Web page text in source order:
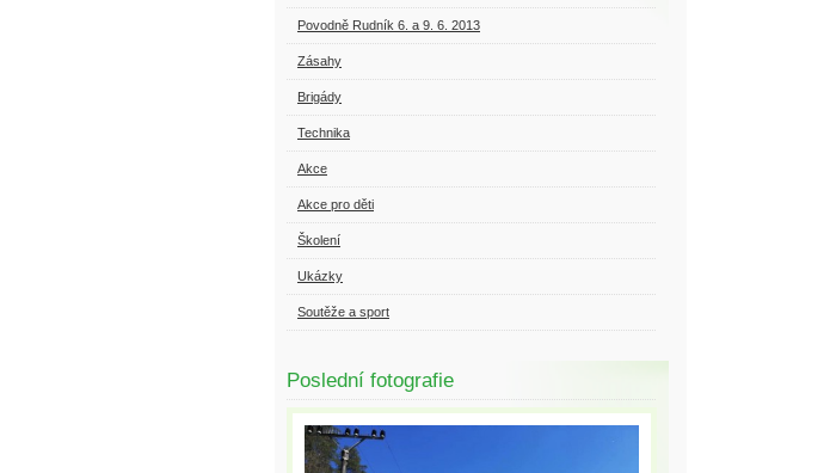
Povodně Rudník 6. a 9. 6. 2013
Zásahy
Brigády
Technika
Akce
Akce pro děti
Školení
Ukázky
Soutěže a sport
Poslední fotografie